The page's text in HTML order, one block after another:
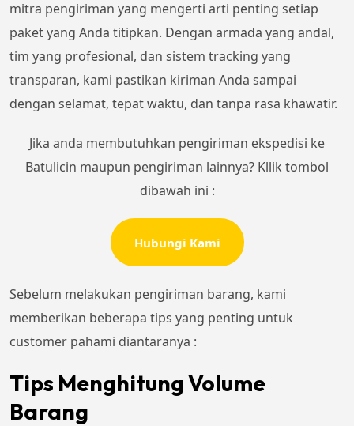
mitra pengiriman yang mengerti arti penting setiap
paket yang Anda titipkan. Dengan armada yang andal,
tim yang profesional, dan sistem tracking yang
transparan, kami pastikan kiriman Anda sampai
dengan selamat, tepat waktu, dan tanpa rasa khawatir.
Jika anda membutuhkan pengiriman ekspedisi ke
Batulicin maupun pengiriman lainnya? Kllik tombol
dibawah ini :
Hubungi Kami
Sebelum melakukan pengiriman barang, kami
memberikan beberapa tips yang penting untuk
customer pahami diantaranya :
Tips Menghitung Volume
Barang